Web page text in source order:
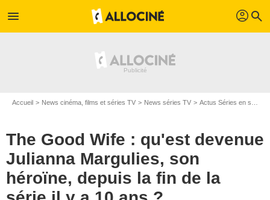
menu profil search
Accueil News cinéma, films et séries TV News séries TV Actus Séries en streaming
The Good Wife : qu'est devenue
Julianna Margulies, son
héroïne, depuis la fin de la